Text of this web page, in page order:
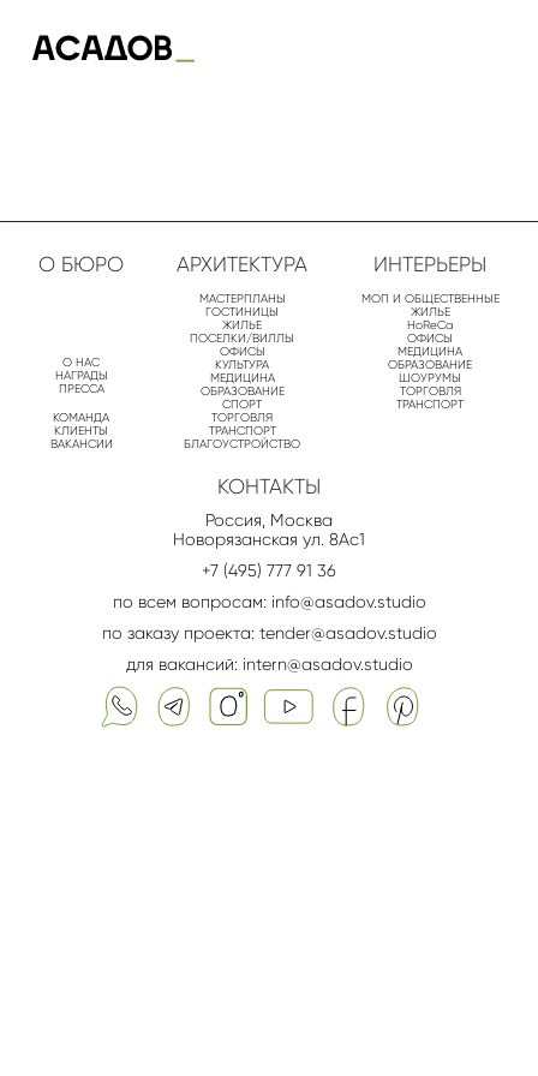
О БЮРО
О НАС
НАГРАДЫ
ПРЕССА
КОМАНДА
КЛИЕНТЫ
ВАКАНСИИ
АРХИТЕКТУРА
МАСТЕРПЛАНЫ
ГОСТИНИЦЫ
ЖИЛЬЕ
ПОСЕЛКИ/ВИЛЛЫ
ОФИСЫ
КУЛЬТУРА
МЕДИЦИНА
ОБРАЗОВАНИЕ
СПОРТ
ТОРГОВЛЯ
ТРАНСПОРТ
БЛАГОУСТРОЙСТВО
ИНТЕРЬЕРЫ
МОП И ОБЩЕСТВЕННЫЕ
ЖИЛЬЕ
HoReCa
ОФИСЫ
МЕДИЦИНА
ОБРАЗОВАНИЕ
ШОУРУМЫ
ТОРГОВЛЯ
ТРАНСПОРТ
КОНТАКТЫ
Россия, Москва
Новорязанская ул. 8Aс1
+7 (495) 777 91 36
по всем вопросам: info@asadov.studio
по заказу проекта: tender@asadov.studio
для вакансий: intern@asadov.studio